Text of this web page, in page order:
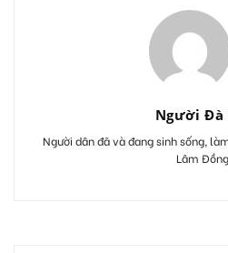
Người Đà
Người dân đã và đang sinh sống,
Lâm